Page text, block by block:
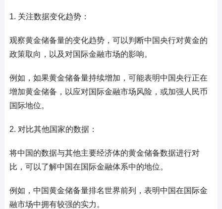
1. 关注数据变化趋势：
观察黄金储备量的变化趋势，可以判断中国央行对黄金的
政策取向，以及对国际金融市场的影响。
例如，如果黄金储备量持续增加，可能表明中国央行正在
增加黄金储备，以应对国际金融市场风险，或加强人民币
国际地位。
2. 对比其他国家的数据：
将中国的数据与其他主要经济体的黄金储备数据进行对
比，可以了解中国在国际金融体系中的地位。
例如，中国黄金储备量排名世界前列，表明中国在国际金
融市场中拥有较强的实力。